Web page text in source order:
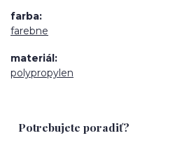
farba
farebne
materiál
polypropylen
Potrebujete poradiť?